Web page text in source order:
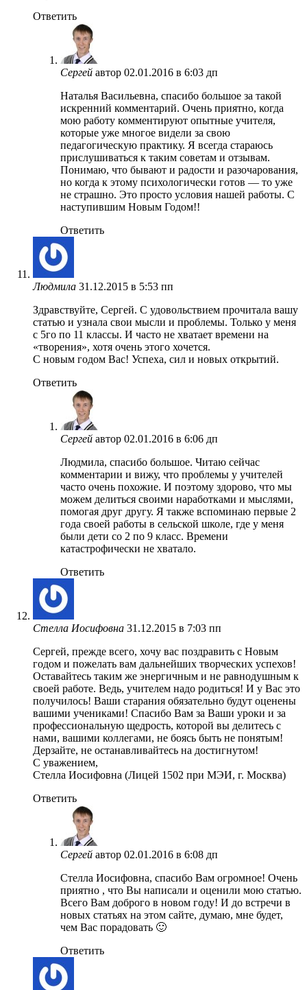
Ответить
Сергей автор 02.01.2016 в 6:03 дп
Наталья Васильевна, спасибо большое за такой
искренний комментарий. Очень приятно, когда
мою работу комментируют опытные учителя,
которые уже многое видели за свою
педагогическую практику. Я всегда стараюсь
прислушиваться к таким советам и отзывам.
Понимаю, что бывают и радости и разочарования,
но когда к этому психологически готов — то уже
не страшно. Это просто условия нашей работы. С
наступившим Новым Годом!!
Ответить
Людмила 31.12.2015 в 5:53 пп
Здравствуйте, Сергей. С удовольствием прочитала вашу
статью и узнала свои мысли и проблемы. Только у меня
с 5го по 11 классы. И часто не хватает времени на
«творения», хотя очень этого хочется.
С новым годом Вас! Успеха, сил и новых открытий.
Ответить
Сергей автор 02.01.2016 в 6:06 дп
Людмила, спасибо большое. Читаю сейчас
комментарии и вижу, что проблемы у учителей
часто очень похожие. И поэтому здорово, что мы
можем делиться своими наработками и мыслями,
помогая друг другу. Я также вспоминаю первые 2
года своей работы в сельской школе, где у меня
были дети со 2 по 9 класс. Времени
катастрофически не хватало.
Ответить
Стелла Иосифовна 31.12.2015 в 7:03 пп
Сергей, прежде всего, хочу вас поздравить с Новым
годом и пожелать вам дальнейших творческих успехов!
Оставайтесь таким же энергичным и не равнодушным к
своей работе. Ведь, учителем надо родиться! И у Вас это
получилось! Ваши старания обязательно будут оценены
вашими учениками! Спасибо Вам за Ваши уроки и за
профессиональную щедрость, которой вы делитесь с
нами, вашими коллегами, не боясь быть не понятым!
Дерзайте, не останавливайтесь на достигнутом!
С уважением,
Стелла Иосифовна (Лицей 1502 при МЭИ, г. Москва)
Ответить
Сергей автор 02.01.2016 в 6:08 дп
Стелла Иосифовна, спасибо Вам огромное! Очень
приятно , что Вы написали и оценили мою статью.
Всего Вам доброго в новом году! И до встречи в
новых статьях на этом сайте, думаю, мне будет,
чем Вас порадовать 🙂
Ответить